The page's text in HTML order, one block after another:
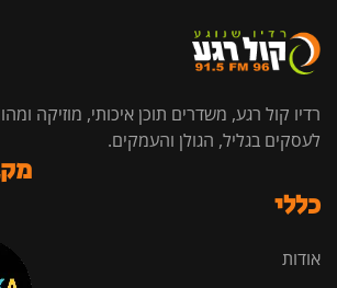
רדיו קול רגע, משדרים תוכן איכותי, מוזיקה
לעסקים בגליל, הגולן והעמקים.
כללי
אודות